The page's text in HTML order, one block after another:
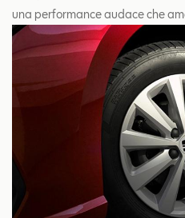
una performance audace che